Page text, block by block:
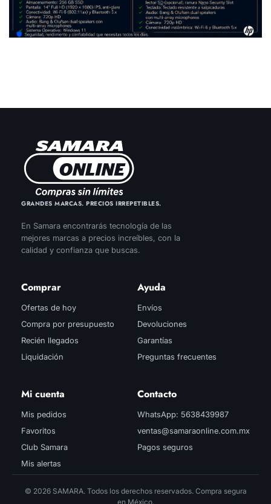
GRANDES MARCAS. PRECIOS IRREPETIBLES.
En Samara encontrarás tecnología de las
mejores marcas a precios increíbles, con la
calidad y confianza que buscas.
Comprar
Ofertas de hoy
Compra por presupuesto
Recién llegados
Liquidación
Ayuda
Envíos
Devoluciones
Garantías
Preguntas frecuentes
Mi cuenta
Mis pedidos
Favoritos
Club Samara
Mis alertas
Contacto
WhatsApp: 5638439987
ventas@samaraonline.com.mx
Pagos seguros
© 2026 SAMARA. Todos los derechos reservados. Compra segura
en México.